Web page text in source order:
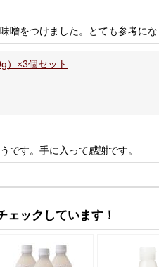
噌をつけました。とても参考にな
）×3個セット
です。手に入って感謝です。
ェックしています！